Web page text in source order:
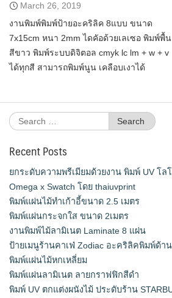
March 26, 2019
งานพิมพ์พิมพ์ป้ายอะคริลิค 8แบบ ขนาด
7x15cm หนา 2mm ไดคัอด้วยเลเซอ พิมพ์พื้น
สีขาว พิมพ์ระบบดิจิตอล cmyk lc lm + w + v
ได้ทุกสี สามารถพิมพ์นูน เคลือบเงาได้
Search
for:
Recent Posts
ยกระดับความพรีเมียมด้วยงาน พิมพ์ UV โล
Omega x Swatch โดย thaiuvprint
พิมพ์แผ่นไม้ทำเก้าอี้ขนาด 2.5 เมตร
พิมพ์แผ่นกระจกใส ขนาด 2เมตร
งานพิมพ์ไม้ลามิเนต Laminate 8 แผ่น
ป้ายเมนูร้านคาเฟ่ Zodiac อะคริลิคพิมพ์ด้า
พิมพ์แผ่นไม้หกเหลี่ยม
พิมพ์แผ่นลามิเนต ลายกราฟฟิกสีดำ
พิมพ์ UV ตกแต่งผนังไม้ ประดับร้าน